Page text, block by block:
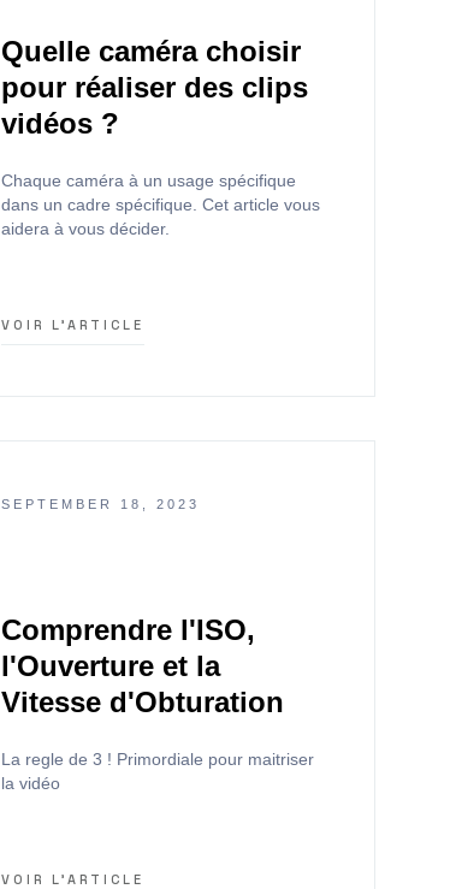
Quelle caméra choisir
pour réaliser des clips
vidéos ?
Chaque caméra à un usage spécifique
dans un cadre spécifique. Cet article vous
aidera à vous décider.
VOIR L'ARTICLE
SEPTEMBER 18, 2023
Comprendre l'ISO,
l'Ouverture et la
Vitesse d'Obturation
La regle de 3 ! Primordiale pour maitriser
la vidéo
VOIR L'ARTICLE